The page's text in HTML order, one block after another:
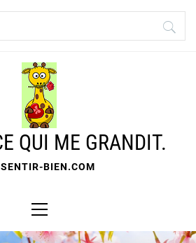
QUI ME GRANDIT.
BIEN.COM
Menu